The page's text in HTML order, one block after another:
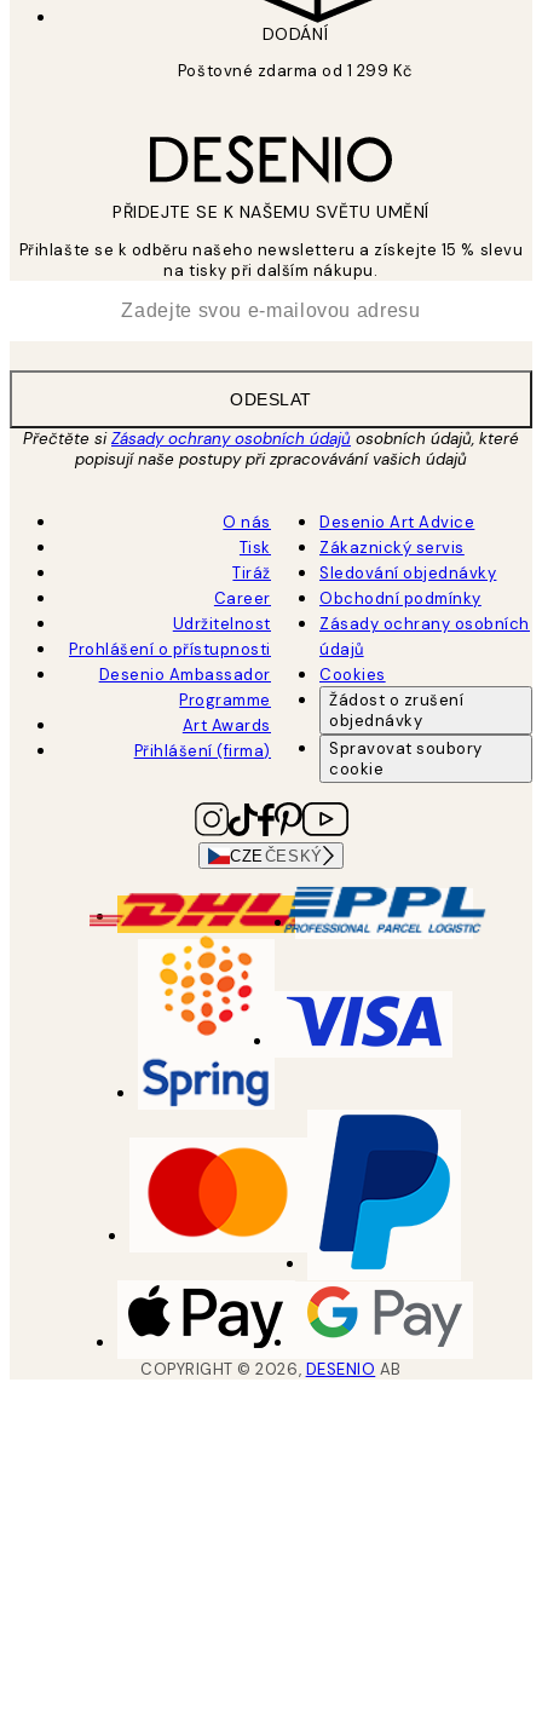
DODÁNÍ
Poštovné zdarma od 1 299 Kč
PŘIDEJTE SE K NAŠEMU SVĚTU UMĚNÍ
Přihlašte se k odběru našeho newsletteru a získejte 15 % slevu
na tisky při dalším nákupu.
ODESLAT
Přečtěte siZásady ochrany osobních údajů osobních údajů, které
popisují naše postupy při zpracovávání vašich údajů
O nás
Tisk
Tiráž
Career
Udržitelnost
Prohlášení o přístupnosti
Desenio Ambassador
Programme
Art Awards
Přihlášení (firma)
Desenio Art Advice
Zákaznický servis
Sledování objednávky
Obchodní podmínky
Zásady ochrany osobních
údajů
Cookies
Žádost o zrušení
objednávky
Spravovat soubory
cookie
CZE ČESKÝ
COPYRIGHT ©2026, DESENIO AB